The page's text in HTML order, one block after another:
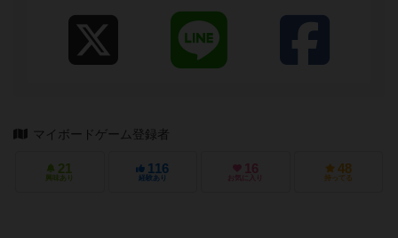
マイボードゲーム登録者
21
興味あり
116
経験あり
16
お気に入り
48
持ってる